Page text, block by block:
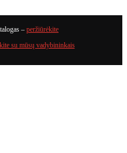
– peržiūrėkite
su mūsų vadybininkais